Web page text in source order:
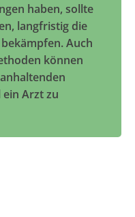
haben, sollte
langfristig die
Auch
können
ein Arzt zu